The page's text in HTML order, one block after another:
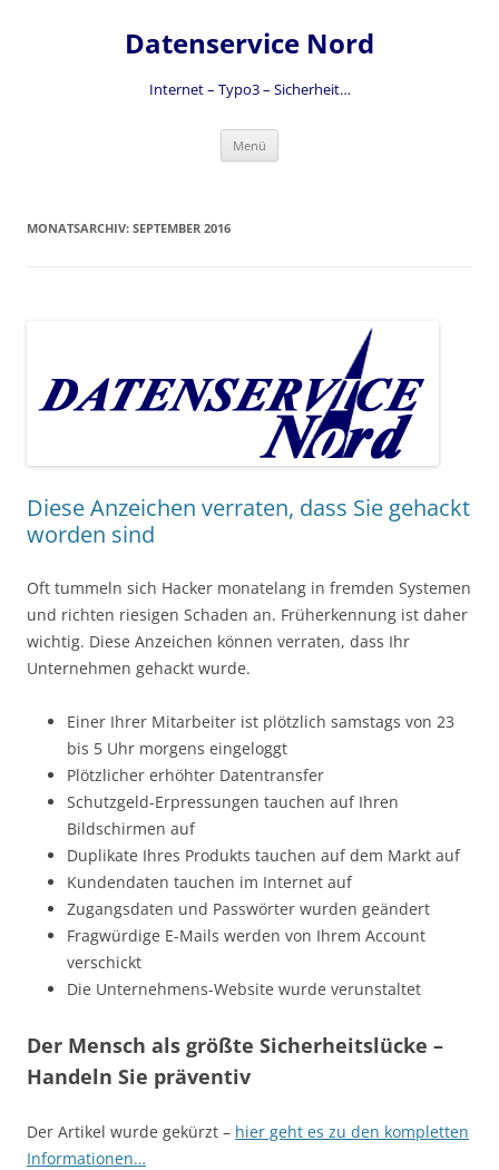
Datenservice Nord
Internet – Typo3 – Sicherheit…
Menü
MONATSARCHIV: SEPTEMBER 2016
Diese Anzeichen verraten, dass Sie gehackt
worden sind
Oft tummeln sich Hacker monatelang in fremden Systemen
und richten riesigen Schaden an. Früherkennung ist daher
wichtig. Diese Anzeichen können verraten, dass Ihr
Unternehmen gehackt wurde.
Einer Ihrer Mitarbeiter ist plötzlich samstags von 23
bis 5 Uhr morgens eingeloggt
Plötzlicher erhöhter Datentransfer
Schutzgeld-Erpressungen tauchen auf Ihren
Bildschirmen auf
Duplikate Ihres Produkts tauchen auf dem Markt auf
Kundendaten tauchen im Internet auf
Zugangsdaten und Passwörter wurden geändert
Fragwürdige E-Mails werden von Ihrem Account
verschickt
Die Unternehmens-Website wurde verunstaltet
Der Mensch als größte Sicherheitslücke –
Handeln Sie präventiv
Der Artikel wurde gekürzt – hier geht es zu den kompletten
Informationen…